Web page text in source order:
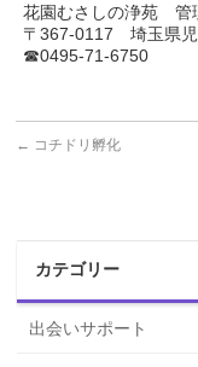
花園むさしの浄苑 管
〒367-0117 埼玉県児
☎0495-71-6750
← コチドリ孵化
カテゴリー
出会いサポート